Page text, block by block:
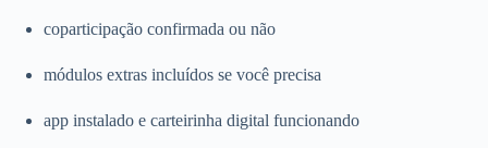
coparticipação confirmada ou não
módulos extras incluídos se você precisa
app instalado e carteirinha digital funcionando